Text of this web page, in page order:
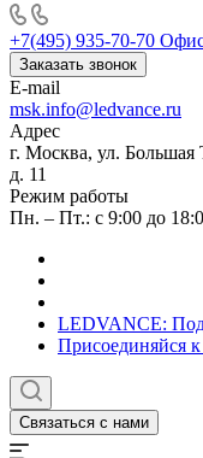
+7(495) 935-70-70
Заказать звонок
E-mail
msk.info@ledvance.ru
Адрес
г. Москва, ул. Большая
д. 11
Режим работы
Пн. – Пт.: с 9:00 до
LEDVANCE:
Присоединяйся
Связаться с нами